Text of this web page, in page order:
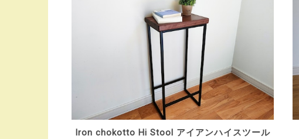
Iron chokotto Hi Stool アイアンハイスツール